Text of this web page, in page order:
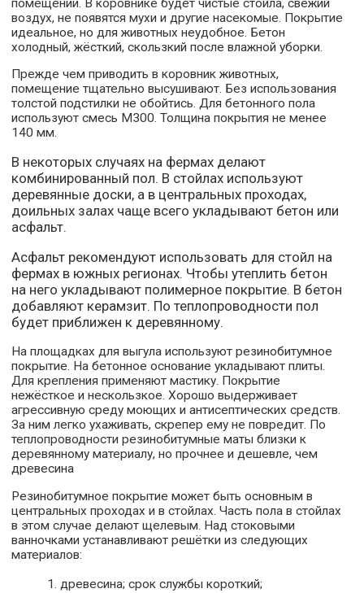
помещении. В коровнике будет чистые стойла, свежий
воздух, не появятся мухи и другие насекомые. Покрытие
идеальное, но для животных неудобное. Бетон
холодный, жёсткий, скользкий после влажной уборки.
Прежде чем приводить в коровник животных,
помещение тщательно высушивают. Без использования
толстой подстилки не обойтись. Для бетонного пола
используют смесь М300. Толщина покрытия не менее
140 мм.
В некоторых случаях на фермах делают
комбинированный пол. В стойлах используют
деревянные доски, а в центральных проходах,
доильных залах чаще всего укладывают бетон или
асфальт.
Асфальт рекомендуют использовать для стойл на
фермах в южных регионах. Чтобы утеплить бетон
на него укладывают полимерное покрытие. В бетон
добавляют керамзит. По теплопроводности пол
будет приближен к деревянному.
На площадках для выгула используют резинобитумное
покрытие. На бетонное основание укладывают плиты.
Для крепления применяют мастику. Покрытие
нежёсткое и нескользкое. Хорошо выдерживает
агрессивную среду моющих и антисептических средств.
За ним легко ухаживать, скрепер ему не повредит. По
теплопроводности резинобитумные маты близки к
деревянному материалу, но прочнее и дешевле, чем
древесина
Резинобитумное покрытие может быть основным в
центральных проходах и в стойлах. Часть пола в стойлах
в этом случае делают щелевым. Над стоковыми
ванночками устанавливают решётки из следующих
материалов:
древесина; срок службы короткий;